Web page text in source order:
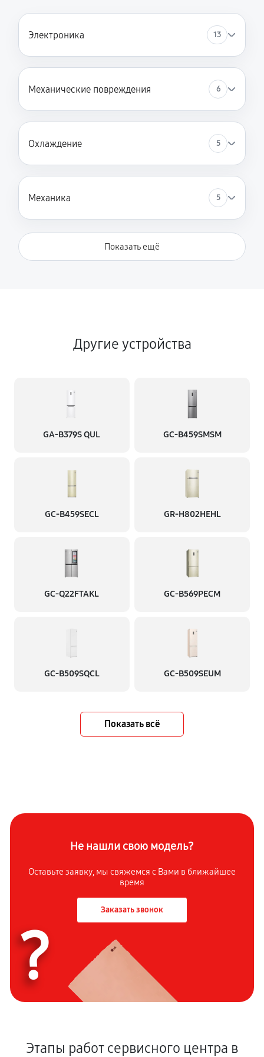
Электроника 13
Механические повреждения 6
Охлаждение 5
Механика 5
Показать ещё
Другие устройства
GA-B379S QUL GC-B459SMSM
GC-B459SECL GR-H802HEHL
GC-Q22FTAKL GC-B569PECM
GC-B509SQCL GC-B509SEUM
Показать всё
Не нашли свою модель?
Оставьте заявку, мы свяжемся с Вами в ближайшее
время
Заказать звонок
?
Этапы работ сервисного центра в